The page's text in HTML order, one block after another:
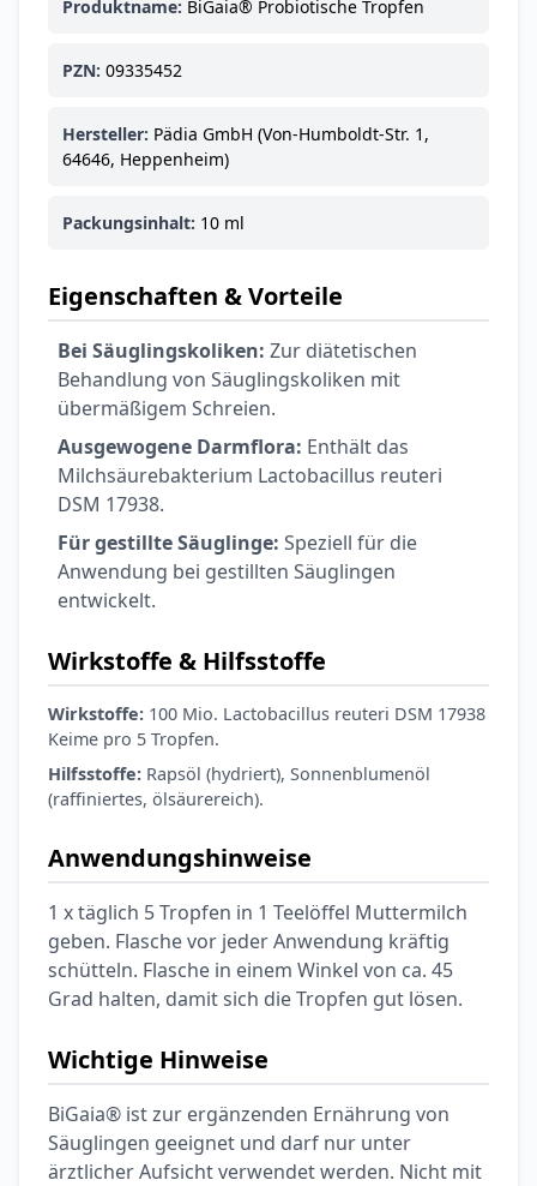
Produktname: BiGaia® Probiotische Tropfen
PZN: 09335452
Hersteller: Pädia GmbH (Von-Humboldt-Str. 1,
64646, Heppenheim)
Packungsinhalt: 10 ml
Eigenschaften & Vorteile
Bei Säuglingskoliken: Zur diätetischen
Behandlung von Säuglingskoliken mit
übermäßigem Schreien.
Ausgewogene Darmflora: Enthält das
Milchsäurebakterium Lactobacillus reuteri
DSM 17938.
Für gestillte Säuglinge: Speziell für die
Anwendung bei gestillten Säuglingen
entwickelt.
Wirkstoffe & Hilfsstoffe
Wirkstoffe: 100 Mio. Lactobacillus reuteri DSM 17938
Keime pro 5 Tropfen.
Hilfsstoffe: Rapsöl (hydriert), Sonnenblumenöl
(raffiniertes, ölsäurereich).
Anwendungshinweise
1 x täglich 5 Tropfen in 1 Teelöffel Muttermilch
geben. Flasche vor jeder Anwendung kräftig
schütteln. Flasche in einem Winkel von ca. 45
Grad halten, damit sich die Tropfen gut lösen.
Wichtige Hinweise
BiGaia® ist zur ergänzenden Ernährung von
Säuglingen geeignet und darf nur unter
ärztlicher Aufsicht verwendet werden. Nicht mit